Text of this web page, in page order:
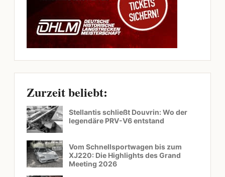
Zurzeit beliebt:
Stellantis schließt Douvrin: Wo der
legendäre PRV-V6 entstand
Vom Schnellsportwagen bis zum
XJ220: Die Highlights des Grand
Meeting 2026